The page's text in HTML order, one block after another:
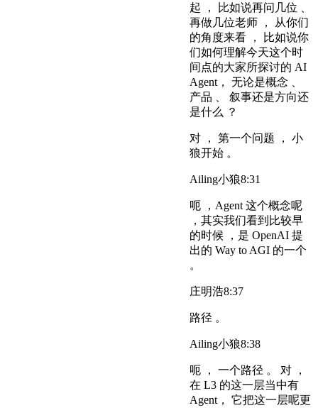
起 ， 比如说再问几位 、
再做几位老师 ， 从你们
的角度来看 ， 比如说你
们如何理解今天这个时
间点的大家所探讨的 AI
Agent， 无论是概念 、
产品 、 叙事还是方向还
是什么 ？
对 ， 第一个问题 ， 小
狼开始 。
Ailing小狼8:31
呃 ，Agent 这个概念呢
，其实我们看到比较早
的时候 ，是 OpenAI 提
出的 Way to AGI 的一个
。
庄明浩8:37
路径 。
Ailing小狼8:38
呃 ， 一个路径 。 对 ，
在 L3 的这一层当中有
Agent， 它把这一层呢更